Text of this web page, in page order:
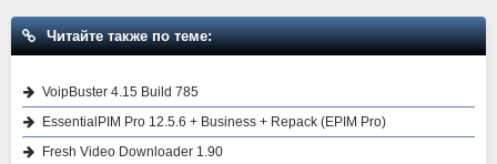
Читайте также по теме:
VoipBuster 4.15 Build 785
EssentialPIM Pro 12.5.6 + Business + Repack (EPIM Pro)
Fresh Video Downloader 1.90